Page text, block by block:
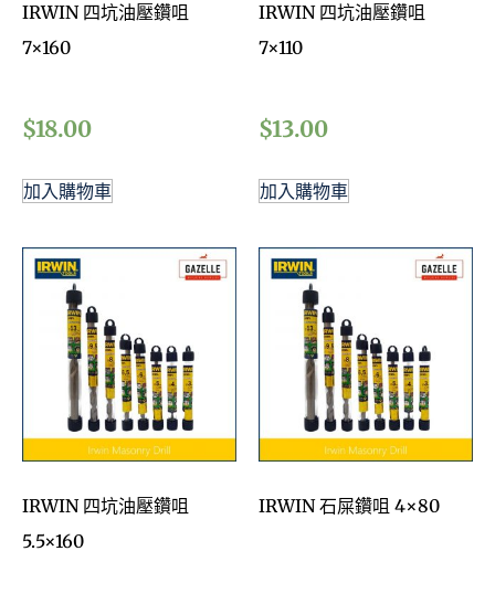
IRWIN 四坑油壓鑽咀
7×160
$18.00
加入購物車
IRWIN 四坑油壓鑽咀
7×110
$13.00
加入購物車
IRWIN 四坑油壓鑽咀
5.5×160
IRWIN 石屎鑽咀 4×80